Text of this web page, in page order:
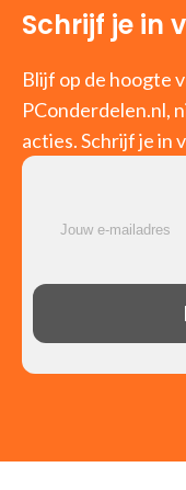
Schrijf je in
Blijf op de hoogte
PConderdelen.nl,
acties. Schrijf je in